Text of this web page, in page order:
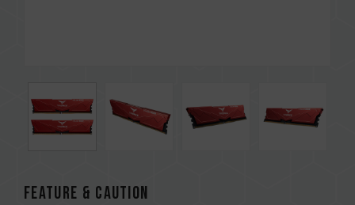
FEATURE & CAUTION